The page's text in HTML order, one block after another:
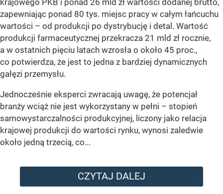
krajowego PKB i ponad 26 mld zł wartości dodanej brutto,
zapewniając ponad 80 tys. miejsc pracy w całym łańcuchu
wartości – od produkcji po dystrybucję i detal. Wartość
produkcji farmaceutycznej przekracza 21 mld zł rocznie,
a w ostatnich pięciu latach wzrosła o około 45 proc.,
co potwierdza, że jest to jedna z bardziej dynamicznych
gałęzi przemysłu.
Jednocześnie eksperci zwracają uwagę, że potencjał
branży wciąż nie jest wykorzystany w pełni – stopień
samowystarczalności produkcyjnej, liczony jako relacja
krajowej produkcji do wartości rynku, wynosi zaledwie
około jedną trzecią, co...
CZYTAJ DALEJ